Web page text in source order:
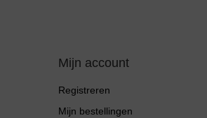
Mijn account
Registreren
Mijn bestellingen